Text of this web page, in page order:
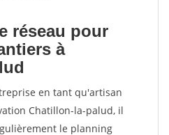
réseau pour
à
en tant qu'artisan
Chatillon-la-palud, il
le planning